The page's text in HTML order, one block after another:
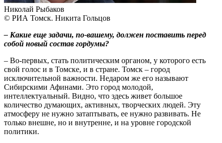
Николай Рыбаков
© РИА Томск. Никита Гольцов
– Какие еще задачи, по-вашему, должен поставить перед
собой новый состав гордумы?
– Во-первых, стать политическим органом, у которого есть
свой голос и в Томске, и в стране. Томск – город
исключительной важности. Недаром же его называют
Сибирскими Афинами. Это город молодой,
интеллектуальный. Видно, что здесь живет большое
количество думающих, активных, творческих людей. Эту
атмосферу не нужно затаптывать, ее нужно развивать. Не
только внешне, но и внутренне, и на уровне городской
политики.